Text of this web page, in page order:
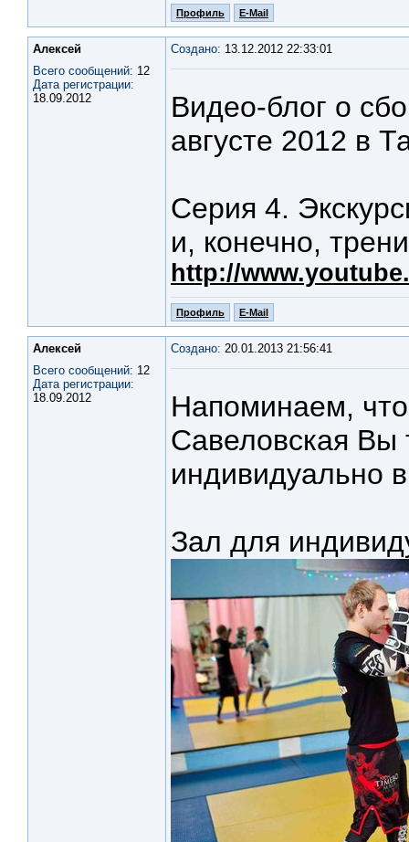
Профиль E-Mail
Алексей
Всего сообщений: 12
Дата регистрации:
18.09.2012
Создано: 13.12.2012 22:33:01
Видео-блог о
августе 2012 в
Серия 4.
и, конечно,
http://
Профиль E-Mail
Алексей
Всего сообщений: 12
Дата регистрации:
18.09.2012
Создано: 20.01.2013 21:56:41
Напоминаем,
Савеловская Вы
индивидуально
Зал для